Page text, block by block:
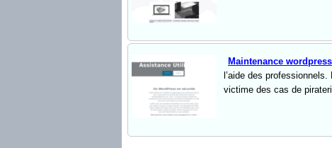
Maintenance wordpress
l’aide des
victime des cas de